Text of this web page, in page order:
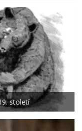
století